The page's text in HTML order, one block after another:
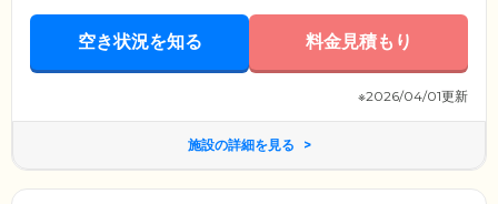
空き状況を知る 料金見積もり
※2026/04/01更新
施設の詳細を見る